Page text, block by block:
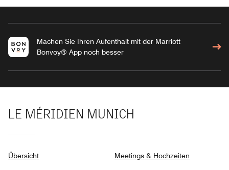
Machen Sie Ihren Aufenthalt mit der Marriott
Bonvoy® App noch besser
LE MÉRIDIEN MUNICH
Übersicht Meetings & Hochzeiten